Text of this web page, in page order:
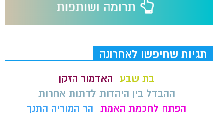
תגיות שחיפשו לאחרונה
בת שבע האדמור הזקן
ההבדל בין היהדות לדתות אחרות
הפתח לחכמת האמת הר המוריה התנך